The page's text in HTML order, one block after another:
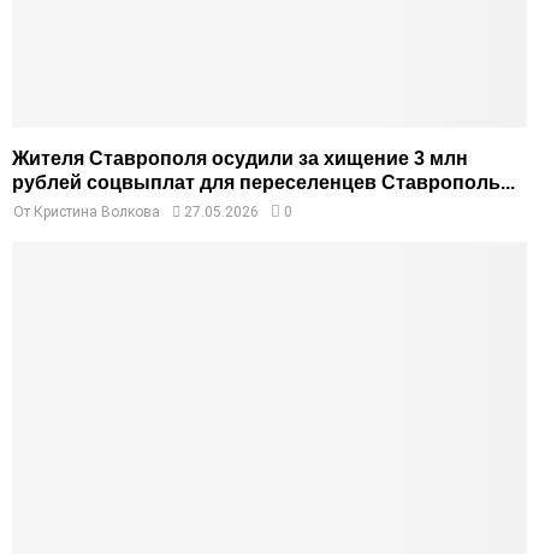
Жителя Ставрополя осудили за хищение 3 млн
рублей соцвыплат для переселенцев Ставрополь...
От Кристина Волкова 27.05.2026 0